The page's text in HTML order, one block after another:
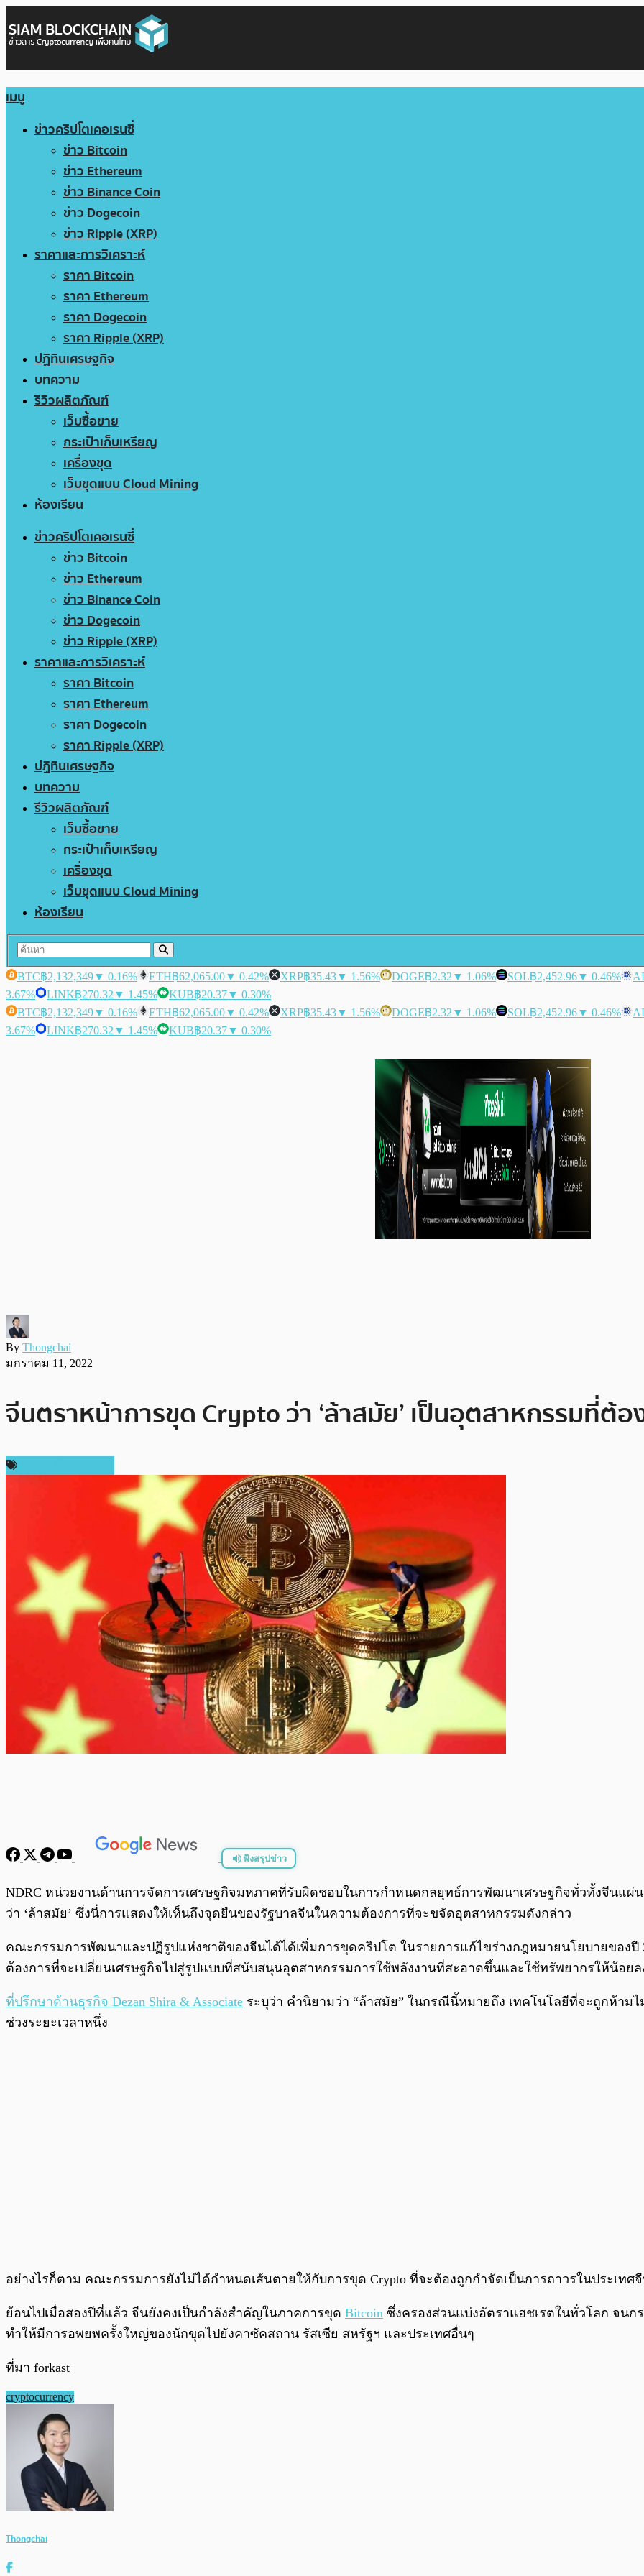
เมนู
ข่าวคริปโตเคอเรนซี่
ข่าว Bitcoin
ข่าว Ethereum
ข่าว Binance Coin
ข่าว Dogecoin
ข่าว Ripple (XRP)
ราคาและการวิเคราะห์
ราคา Bitcoin
ราคา Ethereum
ราคา Dogecoin
ราคา Ripple (XRP)
ปฏิทินเศรษฐกิจ
บทความ
รีวิวผลิตภัณฑ์
เว็บซื้อขาย
กระเป๋าเก็บเหรียญ
เครื่องขุด
เว็บขุดแบบ Cloud Mining
ห้องเรียน
ข่าวคริปโตเคอเรนซี่
ข่าว Bitcoin
ข่าว Ethereum
ข่าว Binance Coin
ข่าว Dogecoin
ข่าว Ripple (XRP)
ราคาและการวิเคราะห์
ราคา Bitcoin
ราคา Ethereum
ราคา Dogecoin
ราคา Ripple (XRP)
ปฏิทินเศรษฐกิจ
บทความ
รีวิวผลิตภัณฑ์
เว็บซื้อขาย
กระเป๋าเก็บเหรียญ
เครื่องขุด
เว็บขุดแบบ Cloud Mining
ห้องเรียน
BTC฿2,132,349▼ 0.16% ETH฿62,065.00▼ 0.42% XRP฿35.43▼ 1.56% DOGE฿2.32 ▼ 1.06% SOL฿2,452.96▼ 0.46%
3.67%
LINK฿270.32 ▼ 1.45% KUB฿20.37▼ 0.30%
BTC฿2,132,349▼ 0.16% ETH฿62,065.00▼ 0.42% XRP฿35.43▼ 1.56% DOGE฿2.32 ▼ 1.06% SOL฿2,452.96▼ 0.46%
3.67%
LINK฿270.32 ▼ 1.45% KUB฿20.37▼ 0.30%
By Thongchai
มกราคม 11, 2022
จีนตราหน้าการขุด Crypto ว่า ‘ล้าสมัย’ เป็นอุตสาหกรรมที่ต้อ
ฟังสรุปข่าว
พร้อมเล่น
NDRC หน่วยงานด้านการจัดการเศรษฐกิจมหภาคที่รับผิดชอบในการกำหนดกลยุทธ์การพัฒนาเศรษฐกิจทั่วทั้งจีนแผ่
ว่า ‘ล้าสมัย’ ซึ่งนี่การแสดงให้เห็นถึงจุดยืนของรัฐบาลจีนในความต้องการที่จะขจัดอุตสาหกรรมดังกล่าว
คณะกรรมการพัฒนาและปฏิรูปแห่งชาติของจีนได้ได้เพิ่มการขุดคริปโต ในรายการแก้ไขร่างกฎหมายนโยบายของปี
ต้องการที่จะเปลี่ยนเศรษฐกิจไปสู่รูปแบบที่สนับสนุนอุตสาหกรรมการใช้พลังงานที่สะอาดขึ้นและใช้ทรัพยากรให้น้อยล
ที่ปรึกษาด้านธุรกิจ Dezan Shira & Associate ระบุว่า คำนิยามว่า “ล้าสมัย” ในกรณีนี้หมายถึง เทคโนโลยีที่จะถูกห้าม
ช่วงระยะเวลาหนึ่ง
อย่างไรก็ตาม คณะกรรมการยังไม่ได้กำหนดเส้นตายให้กับการขุด Crypto ที่จะต้องถูกกำจัดเป็นการถาวรในประเทศ
ย้อนไปเมื่อสองปีที่แล้ว จีนยังคงเป็นกำลังสำคัญในภาคการขุด Bitcoin ซึ่งครองส่วนแบ่งอัตราแฮชเรตในทั่วโลก จนก
ทำให้มีการอพยพครั้งใหญ่ของนักขุดไปยังคาซัคสถาน รัสเซีย สหรัฐฯ และประเทศอื่นๆ
ที่มา forkast
cryptocurrency
Thongchai